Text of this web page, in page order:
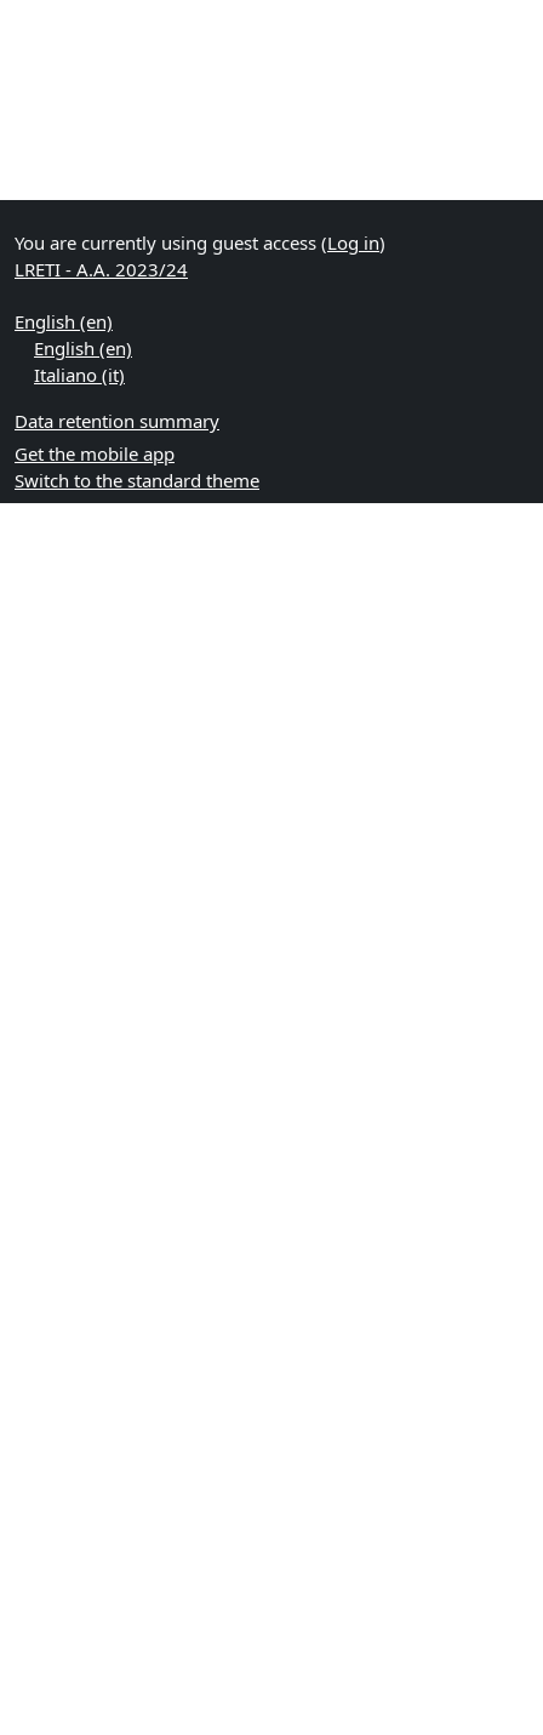
You are currently using guest access (Log in)
LRETI - A.A. 2023/24
English ‎(en)‎
English ‎(en)‎
Italiano ‎(it)‎
Data retention summary
Get the mobile app
Switch to the standard theme